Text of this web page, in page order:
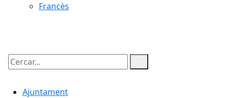
Francès
Cercar:
Ajuntament